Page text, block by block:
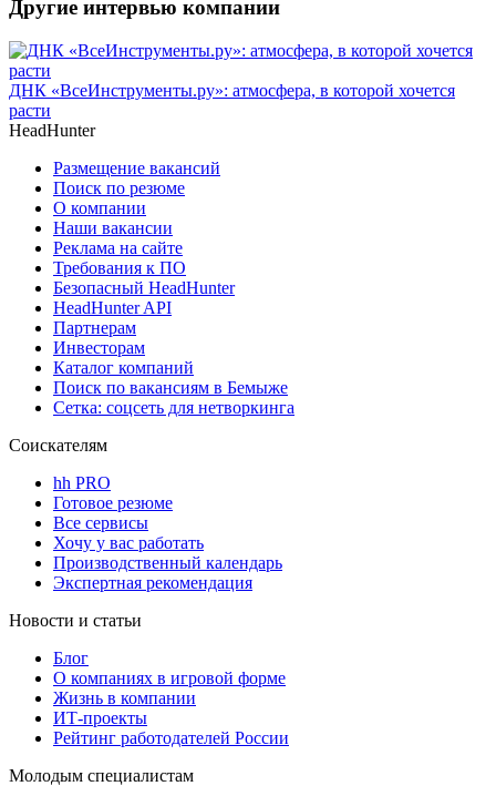
Другие интервью компании
ДНК «ВсеИнструменты.ру»: атмосфера, в которой хочется
расти
HeadHunter
Размещение вакансий
Поиск по резюме
О компании
Наши вакансии
Реклама на сайте
Требования к ПО
Безопасный HeadHunter
HeadHunter API
Партнерам
Инвесторам
Каталог компаний
Поиск по вакансиям в Бемыже
Сетка: соцсеть для нетворкинга
Соискателям
hh PRO
Готовое резюме
Все сервисы
Хочу у вас работать
Производственный календарь
Экспертная рекомендация
Новости и статьи
Блог
О компаниях в игровой форме
Жизнь в компании
ИТ-проекты
Рейтинг работодателей России
Молодым специалистам